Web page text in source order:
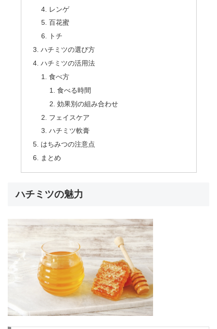
レンゲ
百花蜜
トチ
ハチミツの選び方
ハチミツの活用法
食べ方
食べる時間
効果別の組み合わせ
フェイスケア
ハチミツ軟膏
はちみつの注意点
まとめ
ハチミツの魅力